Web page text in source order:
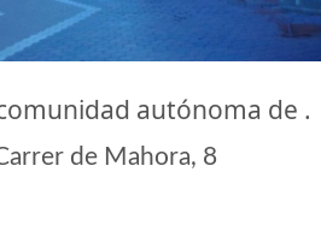
autónoma de .
de Mahora, 8